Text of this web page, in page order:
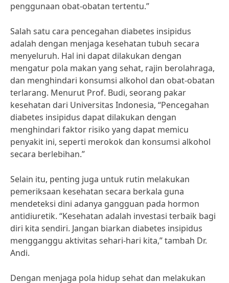
penggunaan obat-obatan tertentu.”
Salah satu cara pencegahan diabetes insipidus
adalah dengan menjaga kesehatan tubuh secara
menyeluruh. Hal ini dapat dilakukan dengan
mengatur pola makan yang sehat, rajin berolahraga,
dan menghindari konsumsi alkohol dan obat-obatan
terlarang. Menurut Prof. Budi, seorang pakar
kesehatan dari Universitas Indonesia, “Pencegahan
diabetes insipidus dapat dilakukan dengan
menghindari faktor risiko yang dapat memicu
penyakit ini, seperti merokok dan konsumsi alkohol
secara berlebihan.”
Selain itu, penting juga untuk rutin melakukan
pemeriksaan kesehatan secara berkala guna
mendeteksi dini adanya gangguan pada hormon
antidiuretik. “Kesehatan adalah investasi terbaik bagi
diri kita sendiri. Jangan biarkan diabetes insipidus
mengganggu aktivitas sehari-hari kita,” tambah Dr.
Andi.
Dengan menjaga pola hidup sehat dan melakukan